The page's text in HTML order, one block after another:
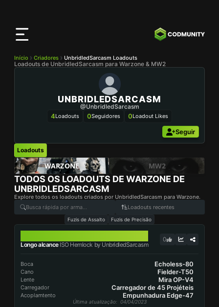
Início Criadores UnbridledSarcasm Loadouts
Loadouts de UnbridledSarcasm para Warzone & MW2
UNBRIDLEDSARCASM
@UnbridledSarcasm
4Loadouts 0Seguidores 0Loadout Likes
Seguir
Loadouts
WARZONE MW2
TODOS OS LOADOUTS DE WARZONE DE
UNBRIDLEDSARCASM
Explore todos os loadouts criados por UnbridledSarcasm para Warzone.
Loadouts recentes
Fuzis de Assalto Fuzis de Precisão
Longo alcanceISO Hemlock by UnbridledSarcasm
0
Boca Echoless-80
Cano Fielder-T50
Lente Mira OP-V4
Carregador Carregador de 45 Projéteis
Acoplamtento Empunhadura Edge-47
Última atualização: 04/04/2023